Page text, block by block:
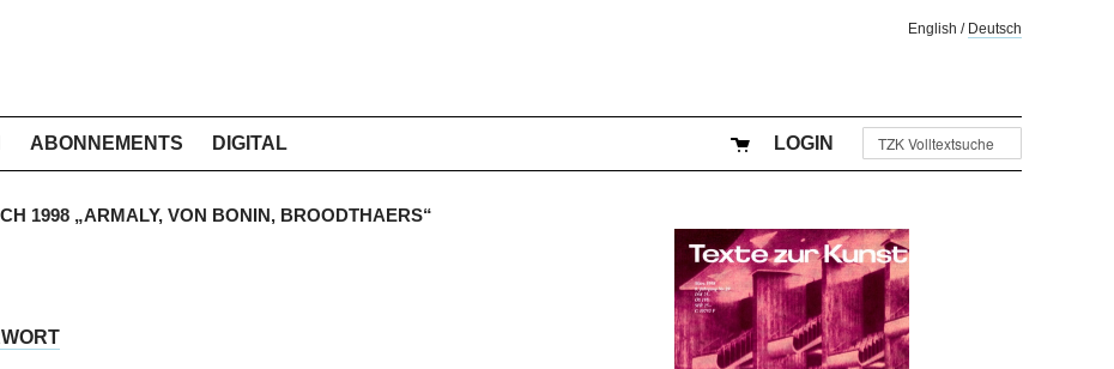
English / Deutsch
ABONNEMENTS DIGITAL LOGIN
1998 „ARMALY, VON BONIN, BROODTHAERS“